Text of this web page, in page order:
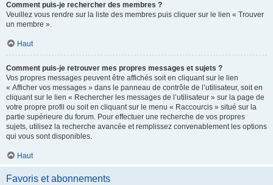
Comment puis-je rechercher des membres ?
Veuillez vous rendre sur la liste des membres puis cliquer sur le lien « Trouver
un membre ».
Haut
Comment puis-je retrouver mes propres messages et sujets ?
Vos propres messages peuvent être affichés soit en cliquant sur le lien
« Afficher vos messages » dans le panneau de contrôle de l’utilisateur, soit en
cliquant sur le lien « Rechercher les messages de l’utilisateur » sur la page de
votre propre profil ou soit en cliquant sur le menu « Raccourcis » situé sur la
partie supérieure du forum. Pour effectuer une recherche de vos propres
sujets, utilisez la recherche avancée et remplissez convenablement les options
qui vous sont disponibles.
Haut
Favoris et abonnements